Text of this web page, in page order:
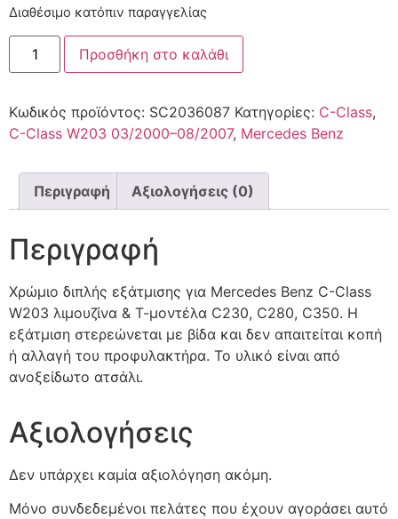
Διαθέσιμο κατόπιν παραγγελίας
Προσθήκη στο καλάθι
Κωδικός προϊόντος: SC2036087 Κατηγορίες: C-Class,
C-Class W203 03/2000–08/2007, Mercedes Benz
Περιγραφή Αξιολογήσεις (0)
Περιγραφή
Χρώμιο διπλής εξάτμισης για Mercedes Benz C-Class
W203 λιμουζίνα & Τ-μοντέλα C230, C280, C350. H
εξάτμιση στερεώνεται με βίδα και δεν απαιτείται κοπή
ή αλλαγή του προφυλακτήρα. Το υλικό είναι από
ανοξείδωτο ατσάλι.
Αξιολογήσεις
Δεν υπάρχει καμία αξιολόγηση ακόμη.
Μόνο συνδεδεμένοι πελάτες που έχουν αγοράσει αυτό